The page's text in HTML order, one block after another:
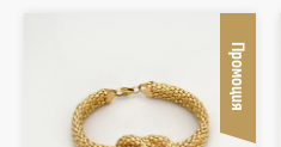
Промоция